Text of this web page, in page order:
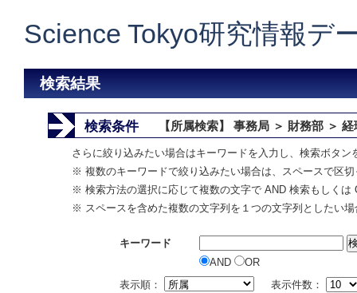
Science Tokyo研究情報デ
検索結果
検索条件 【所属検索】 事務局 ＞ 財務部 ＞
さらに絞り込みたい場合はキーワードを入力し、検索ボタ
※ 複数のキーワードで絞り込みたい場合は、スペースで区
※ 検索方法の選択に応じて複数の文字で AND 検索もしくは
※ スペースを含めた複数の文字列を１つの文字列としたい
キーワード
AND
OR
表示順：
表示件数：